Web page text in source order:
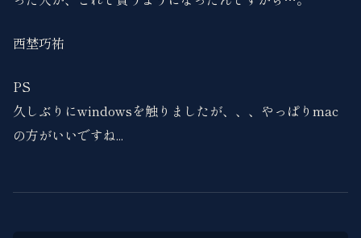
西埜巧祐
PS
久しぶりにwindowsを触りましたが、、、やっぱりmac
の方がいいですね...